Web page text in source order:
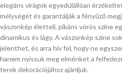
elegáns virágok egyedülállóan
mélységét és garantálják a fényűző
vászonkép életteli, pikáns vörös színe
dinamikus és lágy. A vászonkép színe
jelenthet, és arra hív fel, hogy ne
hanem nyissuk meg elménket a
terek dekorációjához ajánljuk.